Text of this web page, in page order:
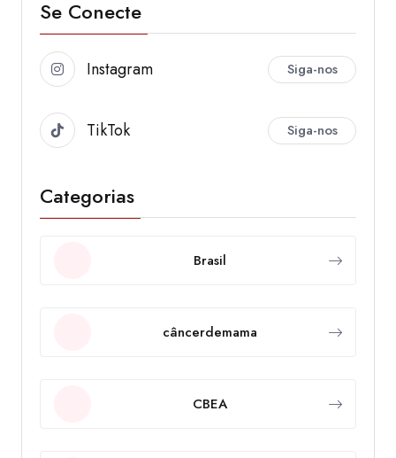
Se Conecte
Instagram Siga-nos
TikTok Siga-nos
Categorias
Brasil
câncerdemama
CBEA